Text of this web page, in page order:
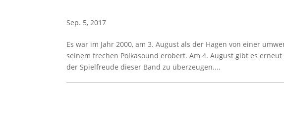
Sep. 5, 2017
Es war im Jahr 2000, am 3. August als der Hagen von einer
seinem frechen Polkasound erobert. Am 4. August gibt es
der Spielfreude dieser Band zu überzeugen....